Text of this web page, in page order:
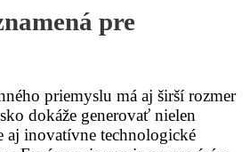
pre
priemyslu má aj širší rozmer
dokáže generovať nielen
aj inovatívne technologické